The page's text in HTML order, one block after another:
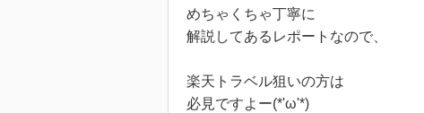
めちゃくちゃ丁寧に
解説してあるレポートなので、
楽天トラベル狙いの方は
必見ですよー(*'ω'*)